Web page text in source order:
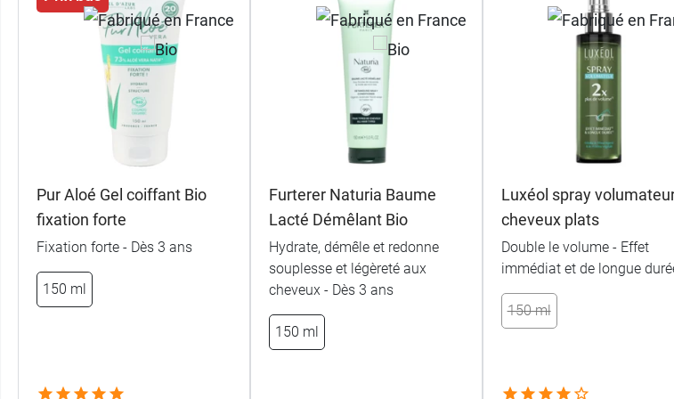
Pur Aloé Gel coiffant Bio
fixation forte
Fixation forte - Dès 3 ans
150 ml
Furterer Naturia Baume
Lacté Démêlant Bio
Hydrate, démêle et redonne
souplesse et légèreté aux
cheveux - Dès 3 ans
150 ml
Luxéol spray
cheveux plats
Double le volume - Effet
immédiat et de longue
150 ml